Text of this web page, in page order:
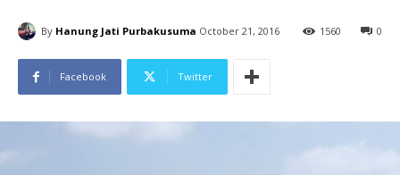
By Hanung Jati Purbakusuma October 21, 2016 0
1560
Facebook Twitter